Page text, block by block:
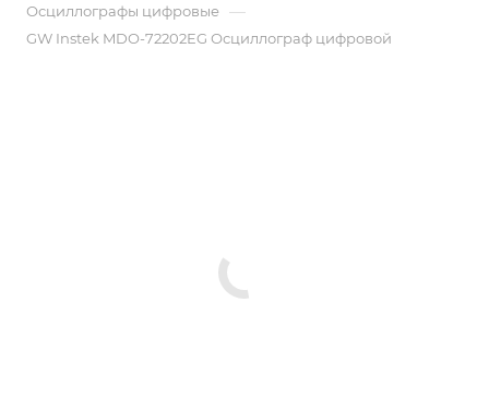
Осциллографы цифровые —
GW Instek MDO-72202EG Осциллограф цифровой